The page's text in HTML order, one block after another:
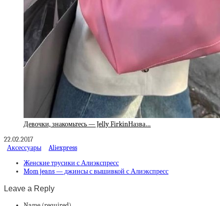
Девочки, знакомьтесь — Jelly FirkinНазва…
22.02.2017
Аксессуары
Aliexpress
Женские трусики с Алиэкспресс
Mom jeans — джинсы с вышивкой с Алиэкспресс
Leave a Reply